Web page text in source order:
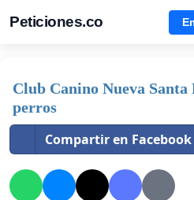
Peticiones.co
Club Canino Nueva
perros
Compartir en Facebook